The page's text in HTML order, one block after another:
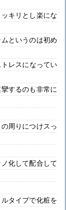
キリとし楽にな
というのは初め
レスになってい
するのも非常に
周りにつけスっ
化して配合して
タイプで化粧を